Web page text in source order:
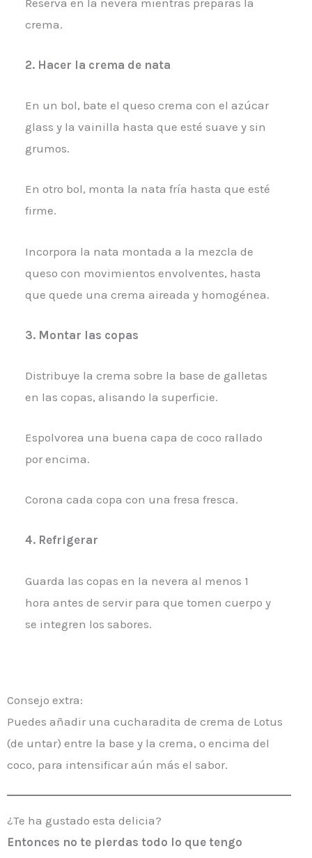
crema.
2. Hacer la crema de nata
En un bol, bate el queso crema con el azúcar
glass y la vainilla hasta que esté suave y sin
grumos.
En otro bol, monta la nata fría hasta que esté
firme.
Incorpora la nata montada a la mezcla de
queso con movimientos envolventes, hasta
que quede una crema aireada y homogénea.
3. Montar las copas
Distribuye la crema sobre la base de galletas
en las copas, alisando la superficie.
Espolvorea una buena capa de coco rallado
por encima.
Corona cada copa con una fresa fresca.
4. Refrigerar
Guarda las copas en la nevera al menos 1
hora antes de servir para que tomen cuerpo y
se integren los sabores.
Consejo extra:
Puedes añadir una cucharadita de crema de Lotus
(de untar) entre la base y la crema, o encima del
coco, para intensificar aún más el sabor.
¿Te ha gustado esta delicia?
Entonces no te pierdas todo lo que tengo